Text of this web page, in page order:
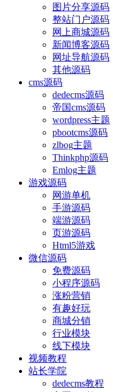
图片分享源码
整站门户源码
网上商城源码
新闻博客源码
网址导航源码
其他源码
cms源码
dedecms源码
帝国cms源码
wordpress主题
pbootcms源码
zlbog主题
Thinkphp源码
Emlog主题
游戏源码
网游单机
手游源码
端游源码
页游源码
Html5游戏
微信源码
免费源码
小程序源码
涨粉营销
有趣好玩
商城分销
行业模块
线下模块
视频教程
站长学院
dedecms教程